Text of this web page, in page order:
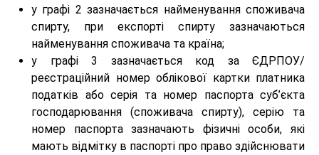
у графі 2 зазначається найменування споживача
спирту, при експорті спирту зазначаються
найменування споживача та країна;
у графі 3 зазначається код за ЄДРПОУ/
реєстраційний номер облікової картки платника
податків або серія та номер паспорта суб’єкта
господарювання (споживача спирту), серію та
номер паспорта зазначають фізичні особи, які
мають відмітку в паспорті про право здійснювати